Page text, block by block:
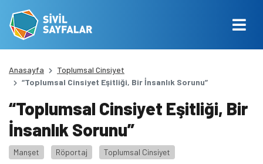
Anasayfa
Toplumsal Cinsiyet
“Toplumsal Cinsiyet Eşitliği, Bir İnsanlık Sorunu”
“Toplumsal Cinsiyet Eşitliği, Bir
İnsanlık Sorunu”
Manşet Röportaj Toplumsal Cinsiyet